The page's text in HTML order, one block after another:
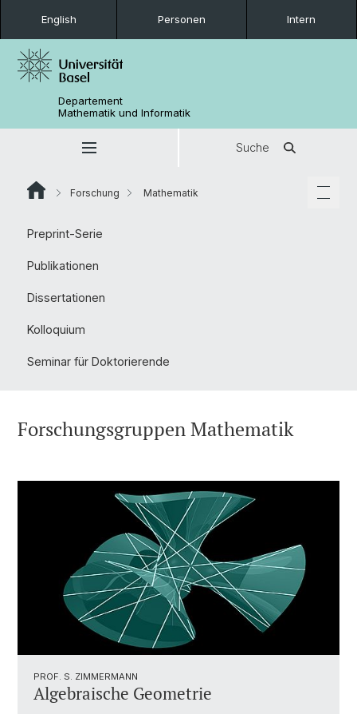
English Personen Intern
Departement
Mathematik und Informatik
Suche
Forschung Mathematik
Preprint-Serie
Publikationen
Dissertationen
Kolloquium
Seminar für Doktorierende
Forschungsgruppen Mathematik
PROF. S. ZIMMERMANN
Algebraische Geometrie